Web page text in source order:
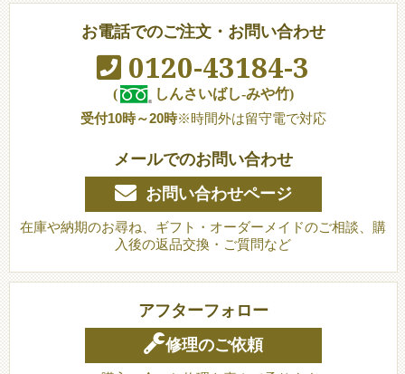
お電話でのご注文・お問い合わせ
0120-43184-3
(
しんさいばし-みや竹)
受付10時～20時※時間外は留守電で対応
メールでのお問い合わせ
お問い合わせページ
在庫や納期のお尋ね、ギフト・オーダーメイドのご相談、購
入後の返品交換・ご質問など
アフターフォロー
修理のご依頼